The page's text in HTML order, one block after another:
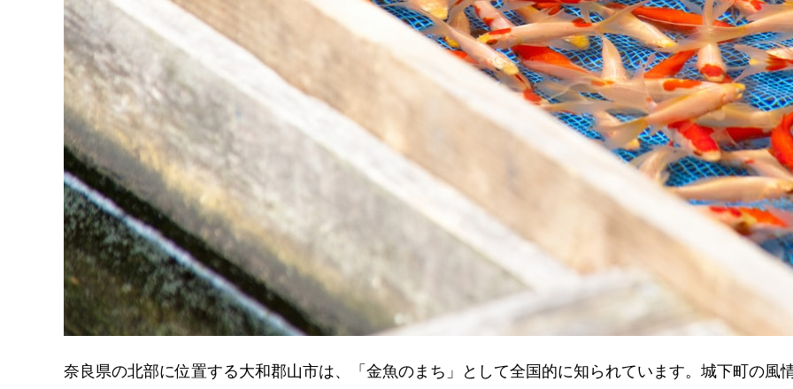
奈良県の北部に位置する大和郡山市は、「金魚のまち」として全国的に知られています。城下町の風